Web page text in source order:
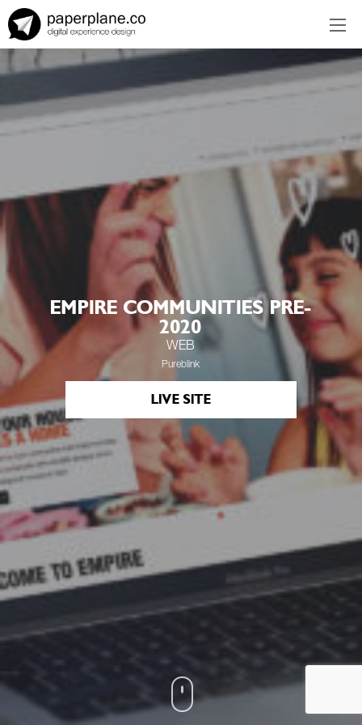
EMPIRE COMMUNITIES PRE-
2020
WEB
Pureblink
LIVE SITE